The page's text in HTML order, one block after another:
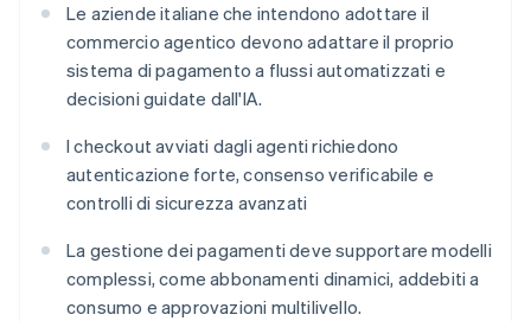
Le aziende italiane che intendono adottare il
commercio agentico devono adattare il proprio
sistema di pagamento a flussi automatizzati e
decisioni guidate dall'IA.
I checkout avviati dagli agenti richiedono
autenticazione forte, consenso verificabile e
controlli di sicurezza avanzati
La gestione dei pagamenti deve supportare modelli
complessi, come abbonamenti dinamici, addebiti a
consumo e approvazioni multilivello.